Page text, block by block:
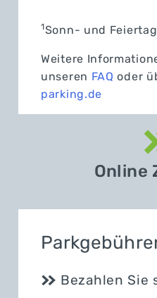
1Sonn- und
Weitere
unseren FAQ oder
parking.de
Online
Bezahlen Sie